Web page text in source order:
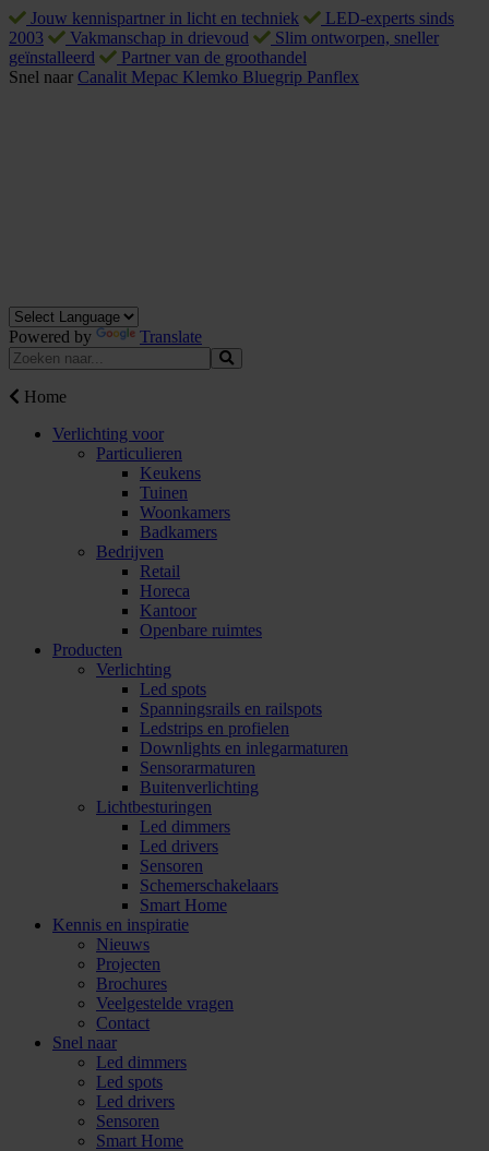
Jouw kennispartner in licht en techniek
LED-experts sinds
2003
Vakmanschap in drievoud
Slim ontworpen, sneller
geïnstalleerd
Partner van de groothandel
Snel naar Canalit Mepac Klemko Bluegrip Panflex
Powered by Translate
Home
Verlichting voor
Particulieren
Keukens
Tuinen
Woonkamers
Badkamers
Bedrijven
Retail
Horeca
Kantoor
Openbare ruimtes
Producten
Verlichting
Led spots
Spanningsrails en railspots
Ledstrips en profielen
Downlights en inlegarmaturen
Sensorarmaturen
Buitenverlichting
Lichtbesturingen
Led dimmers
Led drivers
Sensoren
Schemerschakelaars
Smart Home
Kennis en inspiratie
Nieuws
Projecten
Brochures
Veelgestelde vragen
Contact
Snel naar
Led dimmers
Led spots
Led drivers
Sensoren
Smart Home